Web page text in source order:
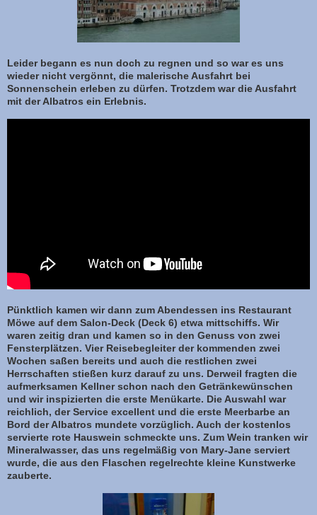
Leider begann es nun doch zu regnen und so war es uns
wieder nicht vergönnt, die malerische Ausfahrt bei
Sonnenschein erleben zu dürfen. Trotzdem war die Ausfahrt
mit der Albatros ein Erlebnis.
Pünktlich kamen wir dann zum Abendessen ins Restaurant
Möwe auf dem Salon-Deck (Deck 6) etwa mittschiffs. Wir
waren zeitig dran und kamen so in den Genuss von zwei
Fensterplätzen. Vier Reisebegleiter der kommenden zwei
Wochen saßen bereits und auch die restlichen zwei
Herrschaften stießen kurz darauf zu uns. Derweil fragten die
aufmerksamen Kellner schon nach den Getränkewünschen
und wir inspizierten die erste Menükarte. Die Auswahl war
reichlich, der Service excellent und die erste Meerbarbe an
Bord der Albatros mundete vorzüglich. Auch der kostenlos
servierte rote Hauswein schmeckte uns. Zum Wein tranken wir
Mineralwasser, das uns regelmäßig von Mary-Jane serviert
wurde, die aus den Flaschen regelrechte kleine Kunstwerke
zauberte.